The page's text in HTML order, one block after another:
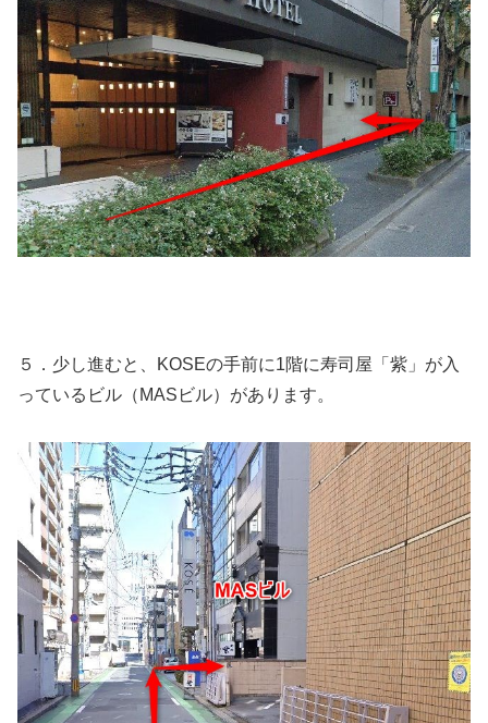
５．少し進むと、KOSEの手前に1階に寿司屋「紫」が入
っているビル（MASビル）があります。